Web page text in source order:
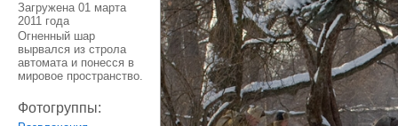
Загружена 01 марта
2011 года
Огненный шар
вырвался из строла
автомата и понесся в
мировое пространство.
Фотогруппы: